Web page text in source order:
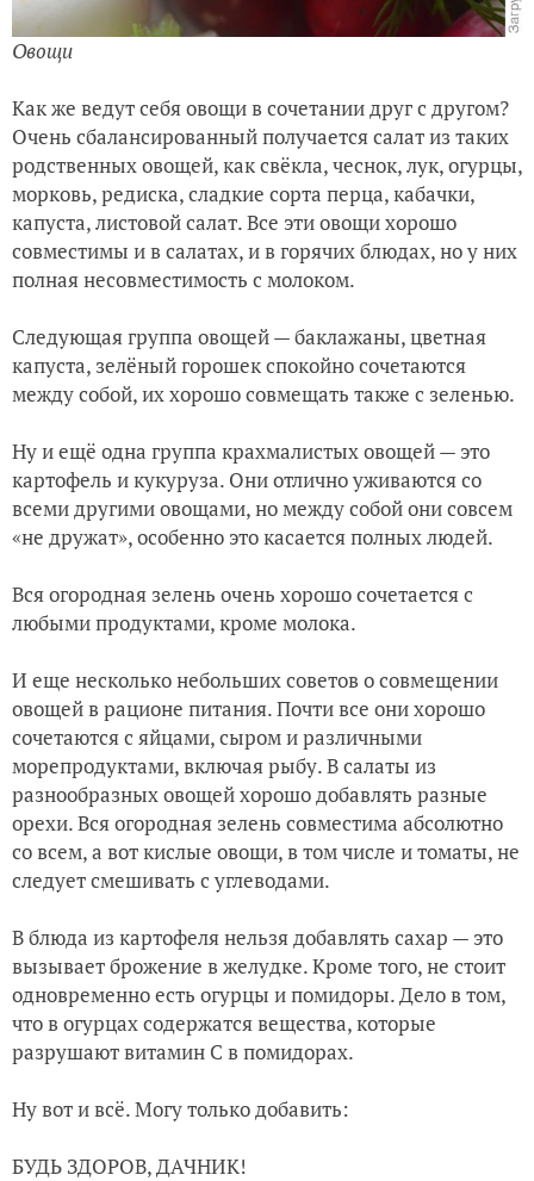
Овощи
Как же ведут себя овощи в сочетании друг с другом?
Очень сбалансированный получается салат из таких
родственных овощей, как свёкла, чеснок, лук, огурцы,
морковь, редиска, сладкие сорта перца, кабачки,
капуста, листовой салат. Все эти овощи хорошо
совместимы и в салатах, и в горячих блюдах, но у них
полная несовместимость с молоком.
Следующая группа овощей —баклажаны, цветная
капуста, зелёный горошек спокойно сочетаются
между собой, их хорошо совмещать также с зеленью.
Ну и ещё одна группа крахмалистых овощей — это
картофель и кукуруза. Они отлично уживаются со
всеми другими овощами, но между собой они совсем
«не дружат», особенно это касается полных людей.
Вся огородная зелень очень хорошосочетается с
любыми продуктами, кроме молока.
И еще несколько небольших советов о совмещении
овощей в рационе питания. Почти все они хорошо
сочетаются с яйцами, сыром и различными
морепродуктами, включая рыбу. В салаты из
разнообразных овощей хорошо добавлять разные
орехи. Вся огородная зелень совместима абсолютно
со всем, а вот кислые овощи, в том числе и томаты, не
следует смешивать с углеводами.
В блюда из картофеля нельзя добавлять сахар — это
вызывает брожение в желудке. Кроме того, не стоит
одновременно есть огурцы и помидоры. Дело в том,
что в огурцах содержатся вещества, которые
разрушают витамин С в помидорах.
Ну вот и всё. Могу только добавить:
БУДЬ ЗДОРОВ, ДАЧНИК!